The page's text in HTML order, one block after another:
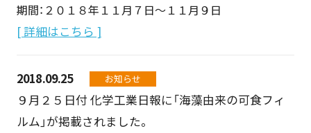
期間：２０１８年１１月７日～１１月９日
[ 詳細はこちら ]
2018.09.25 お知らせ
９月２５日付 化学工業日報に「海藻由来の可食フィ
ルム」が掲載されました。